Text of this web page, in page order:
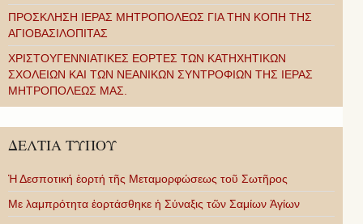
ΠΡΟΣΚΛΗΣΗ ΙΕΡΑΣ ΜΗΤΡΟΠΟΛΕΩΣ ΓΙΑ ΤΗΝ ΚΟΠΗ ΤΗΣ
ΑΓΙΟΒΑΣΙΛΟΠΙΤΑΣ
ΧΡΙΣΤΟΥΓΕΝΝΙΑΤΙΚΕΣ ΕΟΡΤΕΣ ΤΩΝ ΚΑΤΗΧΗΤΙΚΩΝ
ΣΧΟΛΕΙΩΝ ΚΑΙ ΤΩΝ ΝΕΑΝΙΚΩΝ ΣΥΝΤΡΟΦΙΩΝ ΤΗΣ ΙΕΡΑΣ
ΜΗΤΡΟΠΟΛΕΩΣ ΜΑΣ.
ΔΕΛΤΙΑ ΤΥΠΟΥ
Ἡ Δεσποτική ἑορτή τῆς Μεταμορφώσεως τοῦ Σωτῆρος
Με λαμπρότητα ἑορτάσθηκε ἡ Σύναξις τῶν Σαμίων Ἁγίων